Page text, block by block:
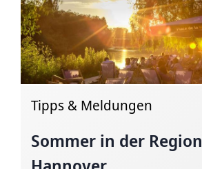
Mahramzadeh
Tipps & Meldungen
Sommer in der Region